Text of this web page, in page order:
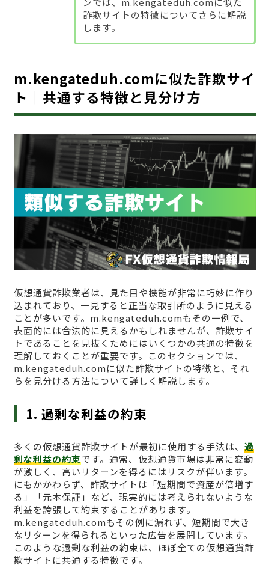
詐欺サイトの特徴についてさらに解説
します。
m.kengateduh.comに似た詐欺サイ
ト｜共通する特徴と見分け方
仮想通貨詐欺業者は、見た目や機能が非常に巧妙に作り
込まれており、一見すると正当な取引所のように見える
ことが多いです。m.kengateduh.comもその一例で、
表面的には合法的に見えるかもしれませんが、詐欺サイ
トであることを見抜くためにはいくつかの共通の特徴を
理解しておくことが重要です。このセクションでは、
m.kengateduh.comに似た詐欺サイトの特徴と、それ
らを見分ける方法について詳しく解説します。
1. 過剰な利益の約束
多くの仮想通貨詐欺サイトが最初に使用する手法は、 過
剰な利益の約束です。通常、仮想通貨市場は非常に変動
が激しく、高いリターンを得るにはリスクが伴います。
にもかかわらず、詐欺サイトは「短期間で資産が倍増す
る」「元本保証」など、現実的には考えられないような
利益を誇張して約束することがあります。
m.kengateduh.comもその例に漏れず、短期間で大き
なリターンを得られるといった広告を展開しています。
このような過剰な利益の約束は、ほぼ全ての仮想通貨詐
欺サイトに共通する特徴です。